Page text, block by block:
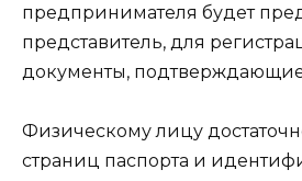
предпринимателя будет
представитель, для
документы, подтверждающие
Физическому лицу
страниц паспорта и